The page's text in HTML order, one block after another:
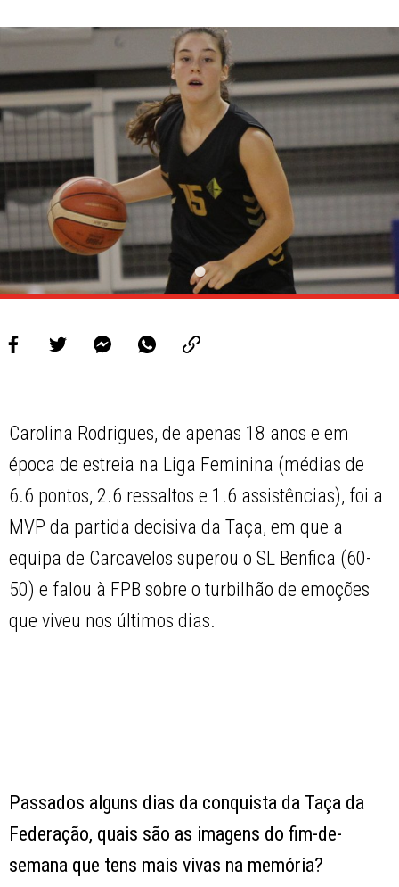
Carolina Rodrigues, de apenas 18 anos e em
época de estreia na Liga Feminina (médias de
6.6 pontos, 2.6 ressaltos e 1.6 assistências), foi a
MVP da partida decisiva da Taça, em que a
equipa de Carcavelos superou o SL Benfica (60-
50) e falou à FPB sobre o turbilhão de emoções
que viveu nos últimos dias.
Passados alguns dias da conquista da Taça da
Federação, quais são as imagens do fim-de-
semana que tens mais vivas na memória?